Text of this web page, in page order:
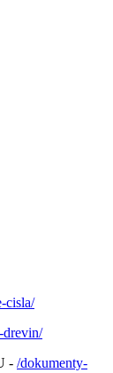
cisla/
drevin/
- /dokumenty-